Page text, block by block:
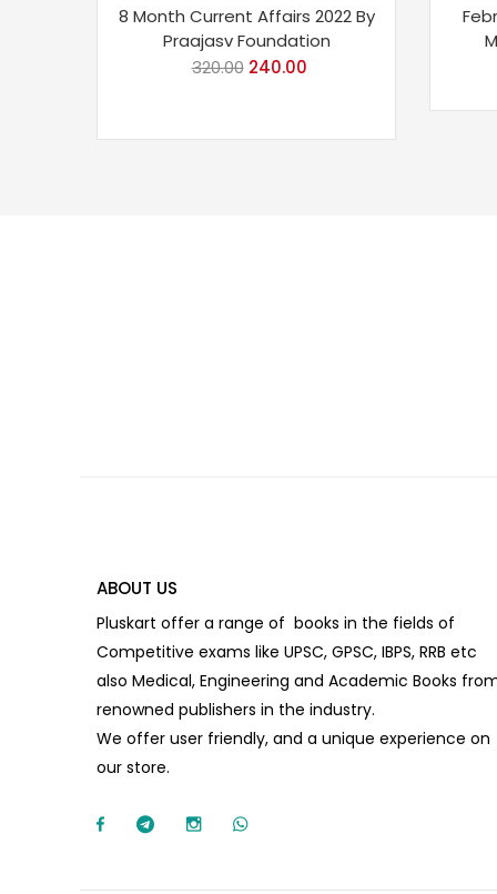
8 Month Current Affairs 2022 By
Praajasv Foundation
320.00 Original
240.00Current
ABOUT US
Pluskart offer a range of books in the fields of
Competitive exams like UPSC, GPSC, IBPS, RRB etc
also Medical, Engineering and Academic Books
renowned publishers in the industry.
We offer user friendly, and a unique experience on
our store.